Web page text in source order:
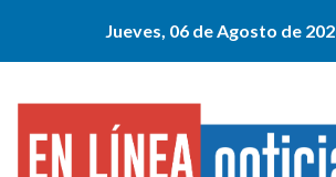
Jueves, 06 de Agosto de